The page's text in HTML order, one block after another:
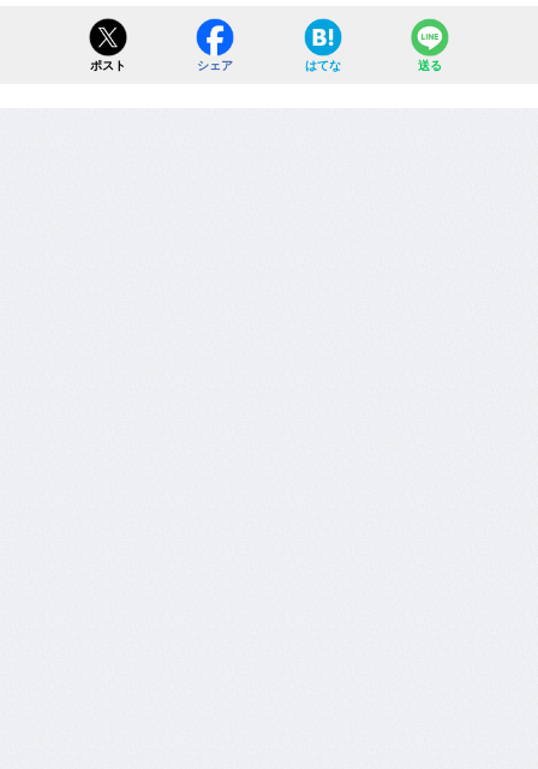
ポスト シェア はてな 送る